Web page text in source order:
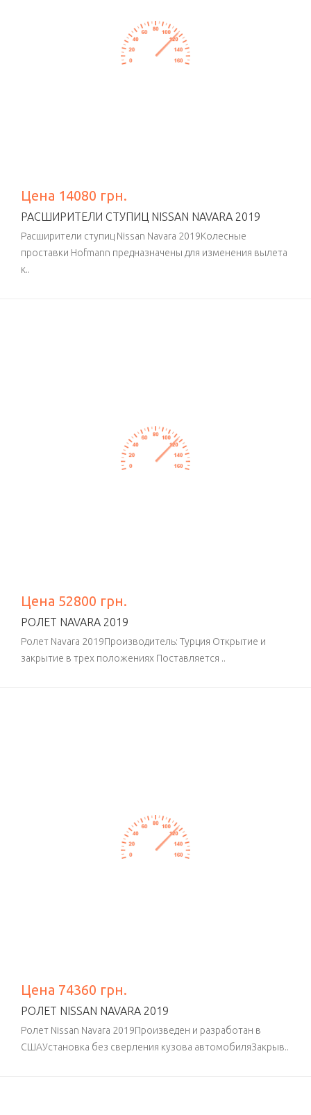
Цена 14080 грн.
РАСШИРИТЕЛИ СТУПИЦ NISSAN NAVARA 2019
Расширители ступиц Nissan Navara 2019Колесные
проставки Hofmann предназначены для изменения вылета
к..
Цена 52800 грн.
РОЛЕТ NAVARA 2019
Ролет Navara 2019Производитель: Турция Открытие и
закрытие в трех положениях Поставляется ..
Цена 74360 грн.
РОЛЕТ NISSAN NAVARA 2019
Ролет Nissan Navara 2019Произведен и разработан в
СШАУстановка без сверления кузова автомобиляЗакрыв..